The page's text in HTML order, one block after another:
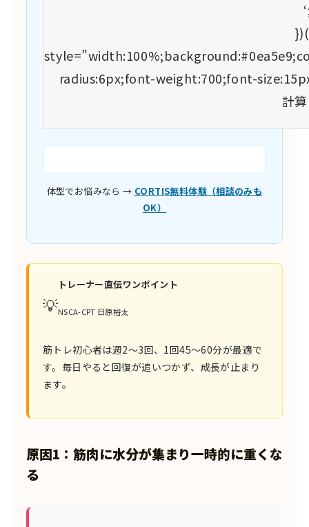
radius:6px;font-weight:700;font-
計
体型でお悩みなら → CORTIS無料体験（相談のみも
OK）
💡
トレーナー直伝ワンポイント
NSCA-CPT 日原裕太
筋トレ初心者は週2〜3回、1回45〜60分が最適で
す。毎日やると回復が追いつかず、成長が止まり
ます。
原因1：筋肉に水分が集まり一時的に重くな
る